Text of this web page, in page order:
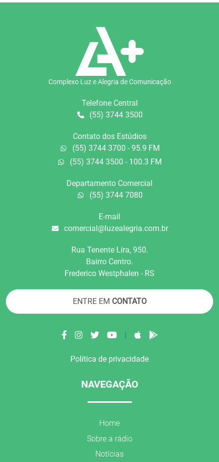
Complexo Luz e Alegria de Comunicação
Telefone Central
(55) 3744 3500
Contato dos Estúdios
(55) 3744 3700 - 95.9 FM
(55) 3744 3500 - 100.3 FM
Departamento Comercial
(55) 3744 7080
E-mail
comercial@luzealegria.com.br
Rua Tenente Líra, 950.
Bairro Centro.
Frederico Westphalen - RS
ENTRE EM CONTATO
|
Política de privacidade
NAVEGAÇÃO
Home
Sobre a rádio
Notícias